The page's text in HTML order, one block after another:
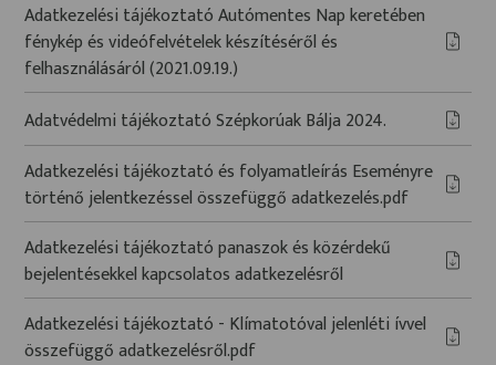
Adatkezelési tájékoztató Autómentes Nap keretében
fénykép és videófelvételek készítéséről és
felhasználásáról (2021.09.19.)
Adatvédelmi tájékoztató Szépkorúak Bálja 2024.
Adatkezelési tájékoztató és folyamatleírás Eseményre
történő jelentkezéssel összefüggő adatkezelés.pdf
Adatkezelési tájékoztató panaszok és közérdekű
bejelentésekkel kapcsolatos adatkezelésről
Adatkezelési tájékoztató - Klímatotóval jelenléti ívvel
összefüggő adatkezelésről.pdf